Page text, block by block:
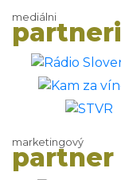
mediálni
partneri
marketingový
partner